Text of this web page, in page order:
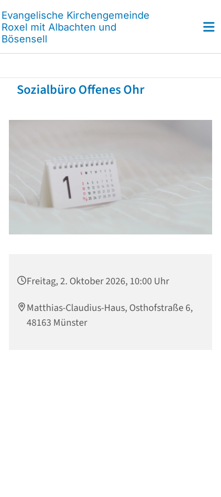
Evangelische Kirchengemeinde
Roxel mit Albachten und
Bösensell
Sozialbüro Offenes Ohr
Freitag, 2. Oktober 2026, 10:00 Uhr
Matthias-Claudius-Haus, Osthofstraße 6,
48163 Münster